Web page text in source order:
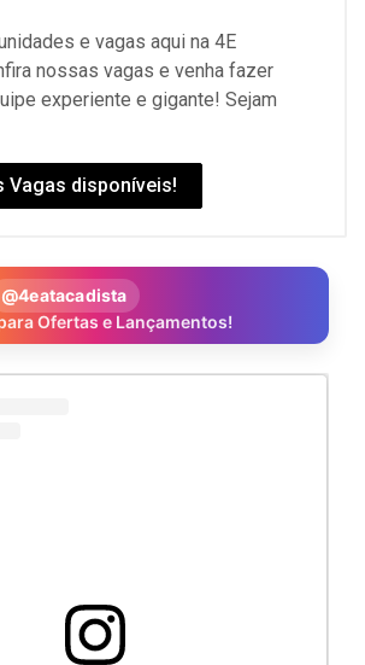
e vagas aqui na 4E
nossas vagas e venha fazer
experiente e gigante! Sejam
Vagas disponíveis!
@4eatacadista
Ofertas e Lançamentos!